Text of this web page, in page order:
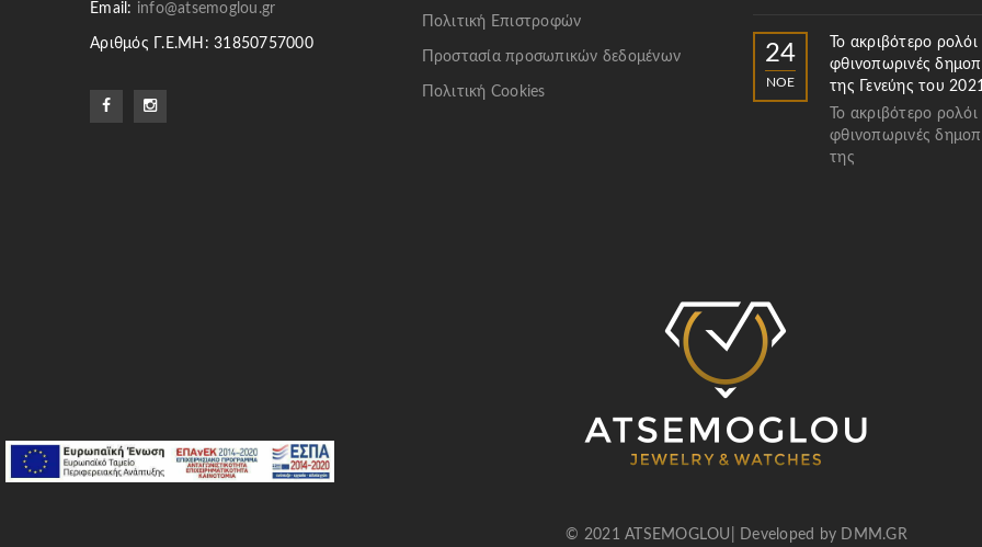
Email: info@atsemoglou.gr
Αριθμός Γ.Ε.ΜΗ: 31850757000
Πολιτική Επιστροφών
Προστασία προσωπικών δεδομένων
Πολιτική Cookies
24
ΝΟΈ
Το ακριβότερο
φθινοπωρινές
της Γενεύης του
Το ακριβότερο
φθινοπωρινές
της
© 2021 ATSEMOGLOU| Developed by DMM.GR